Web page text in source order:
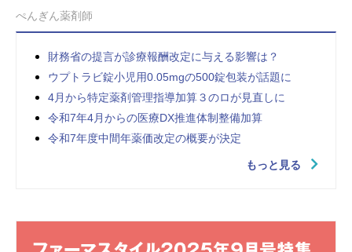
ぺんぎん薬剤師
財務省の提言が診療報酬改定に与える影響は？
ウプトラビ錠小児用0.05mgの500錠包装が話題に
4月から特定薬剤管理指導加算３のロが見直しに
令和7年4月からの医療DX推進体制整備加算
令和7年度中間年薬価改定の概要が決定
もっと見る